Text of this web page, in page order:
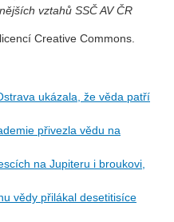
vztahů SSČ AV ČR
Creative Commons.
ukázala, že věda patří
přivezla vědu na
na Jupiteru i broukovi,
vědy přilákal desetitisíce